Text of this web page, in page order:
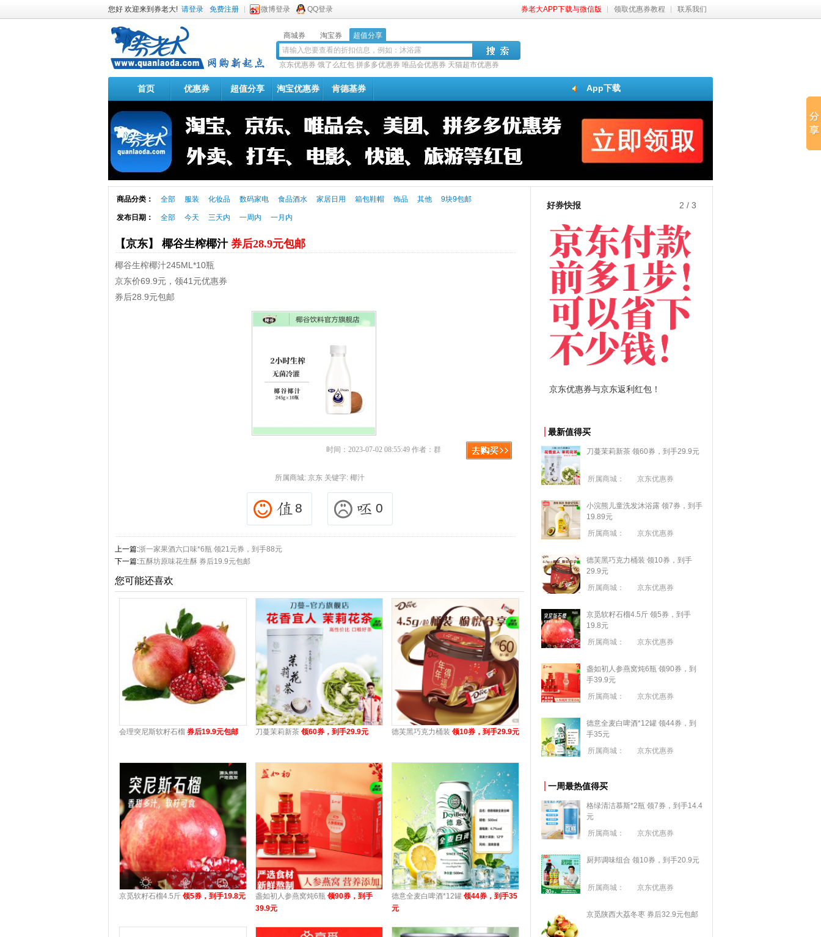
您好 欢迎来到券老大! 请登录 免费注册 微博登录 QQ登录 券老大APP下载与微信版 领取优惠券教程 联系我们
商城券 淘宝券 超值分享
京东优惠券 饿了么红包 拼多多优惠券 唯品会优惠券 天猫超市优惠券
App下载
首页 优惠券 超值分享 淘宝优惠券 肯德基券
商品分类： 全部 服装 化妆品 数码家电 食品酒水 家居日用 箱包鞋帽 饰品 其他 9块9包邮
发布日期： 全部 今天 三天内 一周内 一月内
【京东】 椰谷生榨椰汁 券后28.9元包邮
椰谷生榨椰汁245ML*10瓶
京东价69.9元，领41元优惠券
券后28.9元包邮
时间：2023-07-02 08:55:49 作者：群
所属商城: 京东关键字: 椰汁
8 0
上一篇:浙一家果酒六口味*6瓶 领21元券，到手88元
下一篇:五酥坊原味花生酥 券后19.9元包邮
您可能还喜欢
会理突尼斯软籽石榴 券后19.9元包邮 刀蔓茉莉新茶 领60券，到手29.9元 德芙黑巧克力桶装 领10券，到手29.9元
京觅软籽石榴4.5斤 领5券，到手19.8元 盏如初人参燕窝炖6瓶 领90券，到手
39.9元
德意全麦白啤酒*12罐 领44券，到手35
元
好券快报 3 / 3
淘宝优惠券+淘宝返利 拼多多优惠券+拼多多返利
最新值得买
刀蔓茉莉新茶 领60券，到手29.9元
所属商城： 京东优惠券
小浣熊儿童洗发沐浴露 领7券，到手
19.89元
所属商城：
京东优惠券
德芙黑巧克力桶装 领10券，到手
29.9元
所属商城：
京东优惠券
京觅软籽石榴4.5斤 领5券，到手
19.8元
所属商城：
京东优惠券
盏如初人参燕窝炖6瓶 领90券，到
手39.9元
所属商城：
京东优惠券
德意全麦白啤酒*12罐 领44券，到
手35元
所属商城：
京东优惠券
一周最热值得买
格绿清洁慕斯*2瓶 领7券，到手14.4
元
所属商城：
京东优惠券
厨邦调味组合 领10券，到手20.9元
所属商城： 京东优惠券
京觅陕西大荔冬枣 券后32.9元包邮